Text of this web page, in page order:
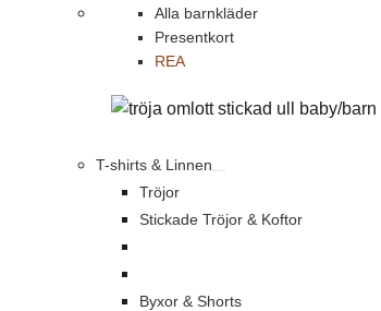
Alla barnkläder
Presentkort
REA
T-shirts & Linnen
Tröjor
Stickade Tröjor & Koftor
Byxor & Shorts